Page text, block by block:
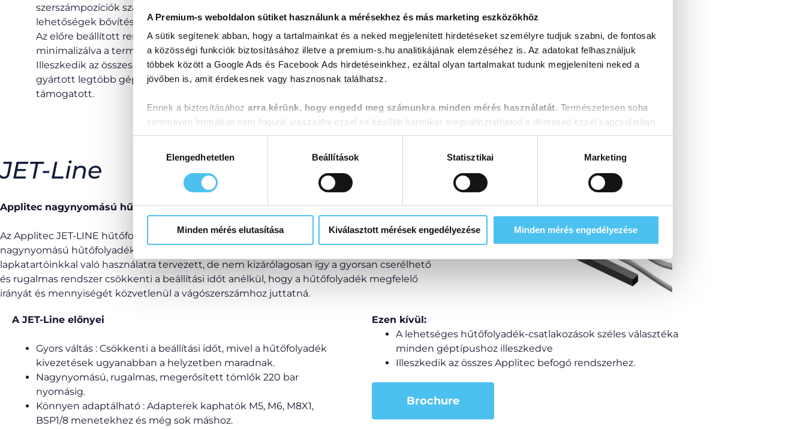
A Premium-s weboldalon sütiket használunk a mérésekhez és más marketing eszközökhöz
A sütik segítenek abban, hogy a tartalmainkat és a neked megjelenített hirdetéseket személyre tudjuk szabni, de fontosak
a közösségi funkciók biztosításához illetve a premium-s.hu analitikájának elemzéséhez is. Az adatokat felhasználjuk
többek között a Google Ads és Facebook Ads hirdetéseinkhez, ezáltal olyan tartalmakat tudunk megjeleníteni neked a
jövőben is, amit érdekesnek vagy hasznosnak találhatsz.
Ennek a biztosításához arra kérünk, hogy engedd meg számunkra minden mérés használatát. Természetesen soha
semmilyen formában nem fogunk visszaélni ezzel és később bármikor megváltoztathatod a döntésed ezzel kapcsolatban.
Előre is köszönjük!
kiválasztásaElengedhetetlen Beállítások Statisztikai Marketing
Minden mérés elutasítása Kiválasztott mérések engedélyezése Minden mérés engedélyezése
szerszámpozíciók számának növelését a megmunkálási
lehetőségek bővítése érdekében.
Az előre beállított rendszer gyors szerszámcserét biztosít,
minimalizálva a termelés leállását.
Illeszkedik az összes vezető svájci típusú gépgyártó által
gyártott legtöbb géphez, és más szerszámgyártók által is
támogatott.
kiemelkedő megmunkálási minőség és teljesítmény
érdekében.
JET-Line
Applitec nagynyomású hűtőfolyadék elosztó rendszer
Az Applitec JET-LINE hűtőfolyadék-elosztó rendszert úgy tervezték, hogy maximalizálja a
nagynyomású hűtőfolyadék nyújtotta előnyöket és lehetőségeket. A JET-Line a
lapkatartóinkkal való használatra tervezett, de nem kizárólagosan így a gyorsan cserélhető
és rugalmas rendszer csökkenti a beállítási időt anélkül, hogy a hűtőfolyadék megfelelő
irányát és mennyiségét közvetlenül a vágószerszámhoz juttatná.
A JET-Line előnyei
Gyors váltás : Csökkenti a beállítási időt, mivel a hűtőfolyadék
kivezetések ugyanabban a helyzetben maradnak.
Nagynyomású, rugalmas, megerősített tömlők 220 bar
nyomásig.
Könnyen adaptálható : Adapterek kaphatók M5, M6, M8X1,
BSP1/8 menetekhez és még sok máshoz.
Ezen kívül:
A lehetséges hűtőfolyadék-csatlakozások széles választéka
minden géptípushoz illeszkedve
Illeszkedik az összes Applitec befogó rendszerhez.
Brochure